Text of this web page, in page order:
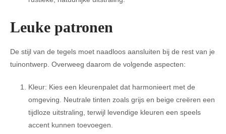
Leuke patronen
De stijl van de tegels moet naadloos aansluiten bij de rest van je
tuinontwerp. Overweeg daarom de volgende aspecten:
Kleur: Kies een kleurenpalet dat harmonieert met de
omgeving. Neutrale tinten zoals grijs en beige creëren een
tijdloze uitstraling, terwijl levendige kleuren een speels
accent kunnen toevoegen.